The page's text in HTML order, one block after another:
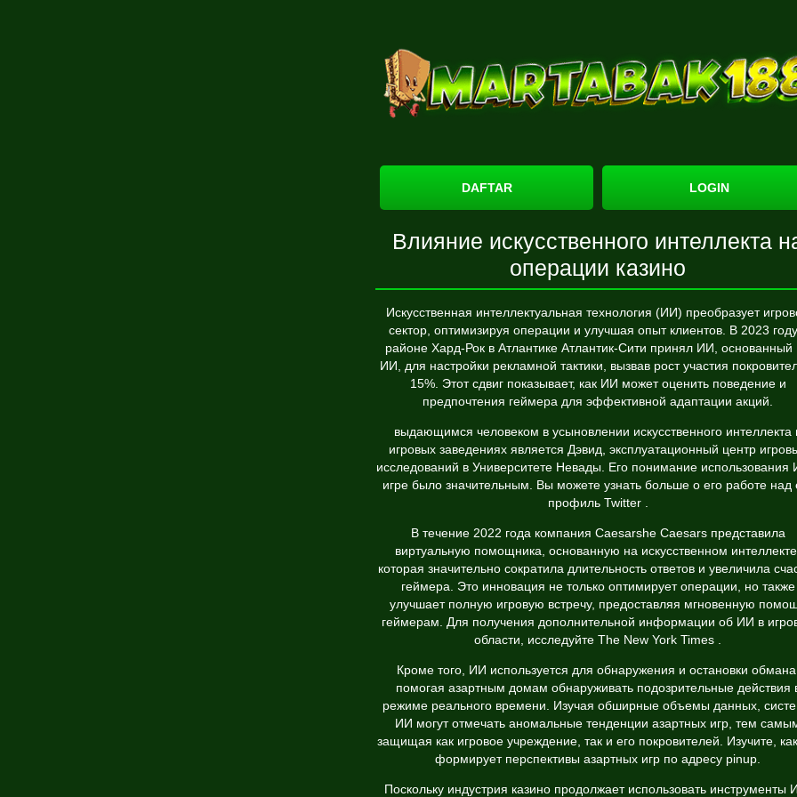
DAFTAR LOGIN
Влияние искусственного интеллекта
операции казино
Искусственная интеллектуальная технология (ИИ) преобразует
сектор, оптимизируя операции и улучшая опыт клиентов. В 2023
районе Хард-Рок в Атлантике Атлантик-Сити принял ИИ, основанный
ИИ, для настройки рекламной тактики, вызвав рост участия
15%. Этот сдвиг показывает, как ИИ может оценить поведение и
предпочтения геймера для эффективной адаптации акций.
выдающимся человеком в усыновлении искусственного интеллекта
игровых заведениях является Дэвид, эксплуатационный центр
исследований в Университете Невады. Его понимание использования
игре было значительным. Вы можете узнать больше о его работе над
профиль Twitter
В течение 2022 года компания Caesarshe Caesars представила
виртуальную помощника, основанную на искусственном интеллекте,
которая значительно сократила длительность ответов и увеличила
геймера. Это инновация не только оптимирует операции, но также
улучшает полную игровую встречу, предоставляя мгновенную
геймерам. Для получения дополнительной информации об ИИ в
области, исследуйте The New York Times
Кроме того, ИИ используется для обнаружения и остановки обмана,
помогая азартным домам обнаруживать подозрительные действия
режиме реального времени. Изучая обширные объемы данных,
ИИ могут отмечать аномальные тенденции азартных игр, тем
защищая как игровое учреждение, так и его покровителей. Изучите,
формирует перспективы азартных игр по адресу pinup
Поскольку индустрия казино продолжает использовать инструменты